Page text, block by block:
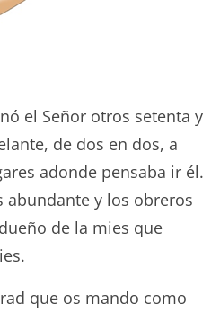
el Señor otros setenta y
de dos en dos, a
adonde pensaba ir él.
abundante y los obreros
de la mies que
que os mando como